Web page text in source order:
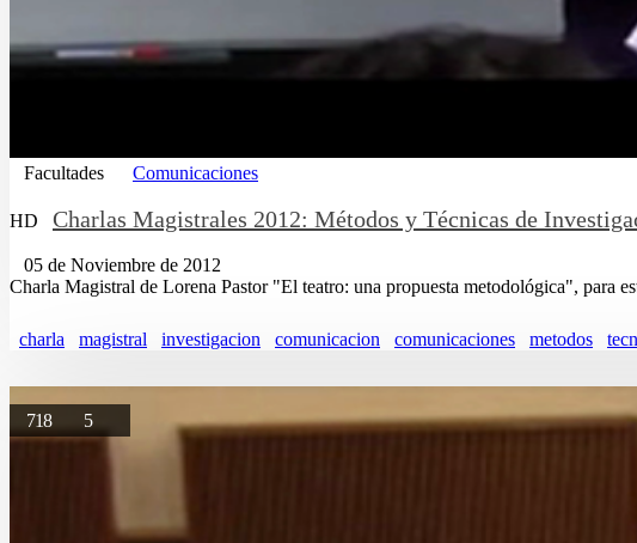
Facultades Comunicaciones
HD Charlas Magistrales 2012: Métodos y Técnicas de
05 de Noviembre de 2012
Charla Magistral de Lorena Pastor "El teatro: una propuesta metodológica", para
charla magistral investigacion comunicacion comunicaciones metodos
718 5